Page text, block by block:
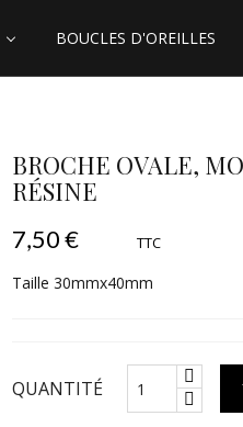
BOUCLES D'OREILLES
BROCHE OVALE,
RÉSINE
7,50 € TTC
Taille 30mmx40mm
QUANTITÉ